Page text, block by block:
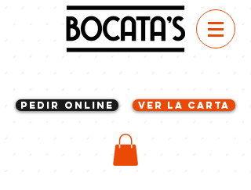
Pedir Online VER LA CARTA